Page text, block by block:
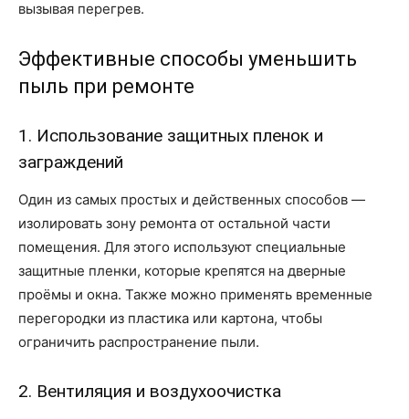
вызывая перегрев.
Эффективные способы уменьшить
пыль при ремонте
1. Использование защитных пленок и
заграждений
Один из самых простых и действенных способов —
изолировать зону ремонта от остальной части
помещения. Для этого используют специальные
защитные пленки, которые крепятся на дверные
проёмы и окна. Также можно применять временные
перегородки из пластика или картона, чтобы
ограничить распространение пыли.
2. Вентиляция и воздухоочистка